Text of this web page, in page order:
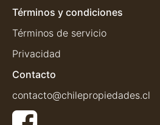
Términos y condiciones
Términos de servicio
Privacidad
Contacto
contacto@chilepropiedades.cl